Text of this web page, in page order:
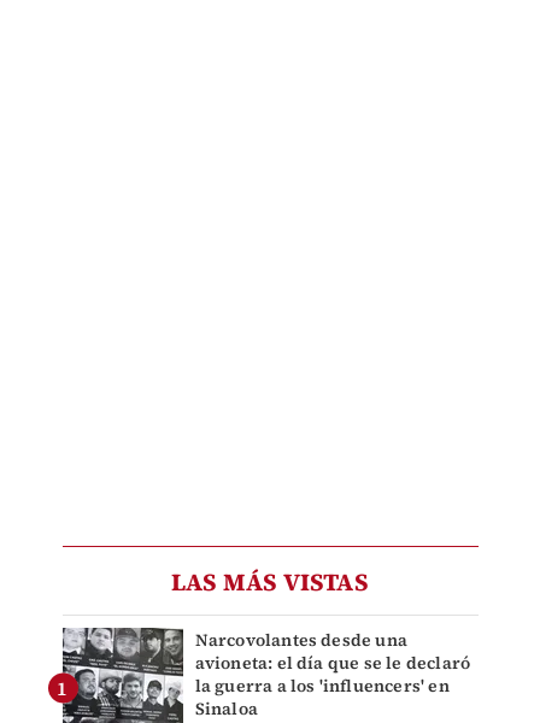
LAS MÁS VISTAS
Narcovolantes desde una
avioneta: el día que se le declaró
la guerra a los 'influencers' en
Sinaloa